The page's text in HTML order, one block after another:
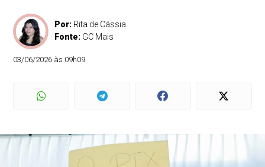
Por: Rita de Cássia
Fonte: GC Mais
03/06/2026 às 09h09